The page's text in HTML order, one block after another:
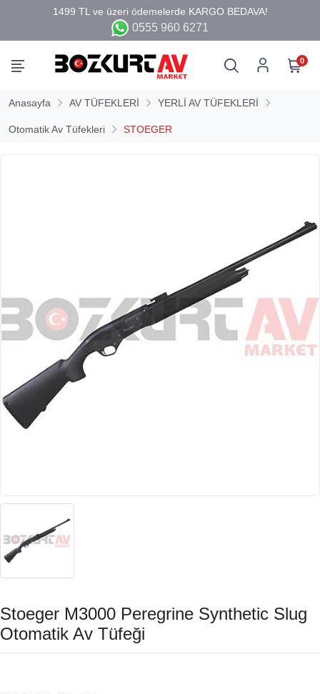
0555 960 6271
0
Anasayfa AV TÜFEKLERİ YERLİ AV TÜFEKLERİ
Otomatik Av Tüfekleri STOEGER
Stoeger M3000 Peregrine Synthetic Slug
Otomatik Av Tüfeği